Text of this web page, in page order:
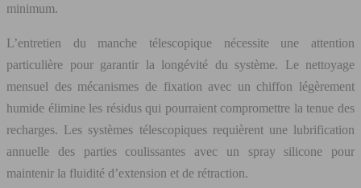
minimum.
L’entretien du manche télescopique nécessite une attention
particulière pour garantir la longévité du système. Le nettoyage
mensuel des mécanismes de fixation avec un chiffon légèrement
humide élimine les résidus qui pourraient compromettre la tenue des
recharges. Les systèmes télescopiques requièrent une lubrification
annuelle des parties coulissantes avec un spray silicone pour
maintenir la fluidité d’extension et de rétraction.